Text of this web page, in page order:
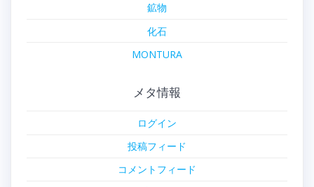
鉱物
化石
MONTURA
メタ情報
ログイン
投稿フィード
コメントフィード